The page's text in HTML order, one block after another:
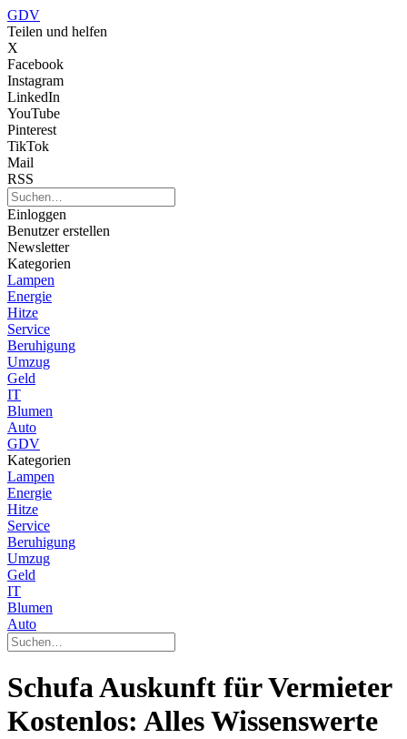
GDV
Teilen und helfen
X
Facebook
Instagram
LinkedIn
YouTube
Pinterest
TikTok
Mail
RSS
Einloggen
Benutzer erstellen
Newsletter
Kategorien
Lampen
Energie
Hitze
Service
Beruhigung
Umzug
Geld
IT
Blumen
Auto
GDV
Kategorien
Lampen
Energie
Hitze
Service
Beruhigung
Umzug
Geld
IT
Blumen
Auto
Schufa Auskunft für Vermieter
Kostenlos: Alles Wissenswerte